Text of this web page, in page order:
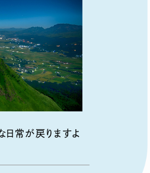
日常が戻りますよ